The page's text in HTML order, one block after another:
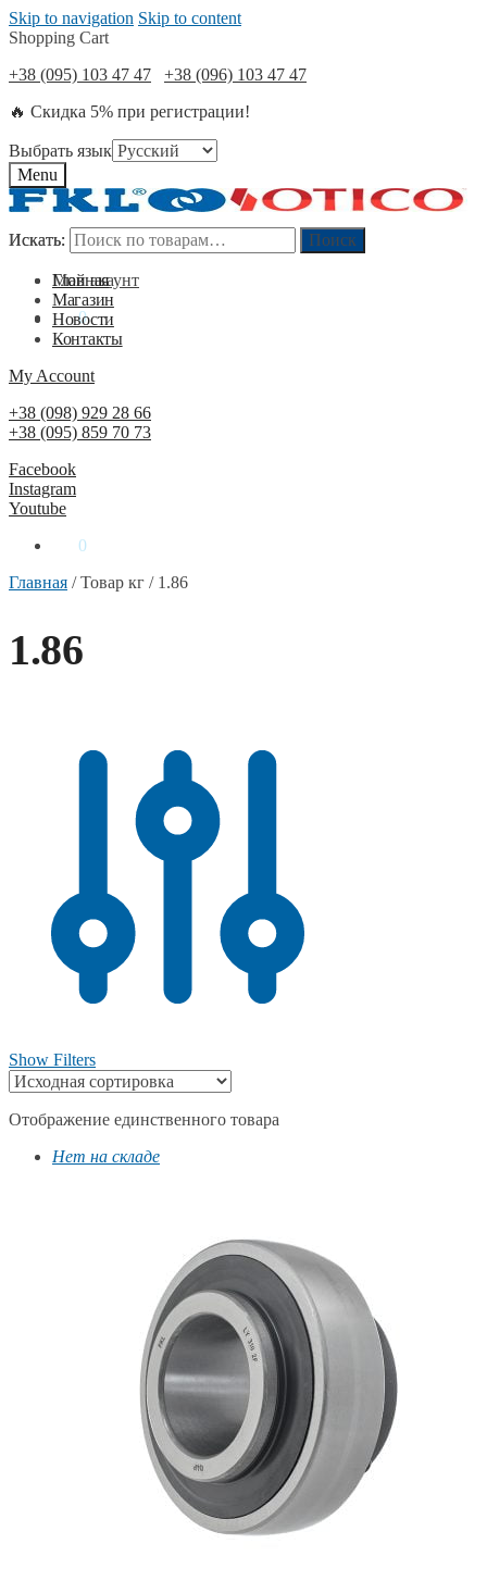
Skip to navigation Skip to content
Shopping Cart
+38 (095) 103 47 47
+38 (096) 103 47 47
🔥 Скидка 5% при регистрации!
Выбрать язык
Menu
Искать: Поиск
Мой акаунт
0₴ 0
Искать: Поиск
Главная
Магазин
Новости
Контакты
My Account
+38 (098) 929 28 66
+38 (095) 859 70 73
Facebook
Instagram
Youtube
0
Главная /Товар кг / 1.86
1.86
Show Filters
Отображение единственного товара
Нет на складе